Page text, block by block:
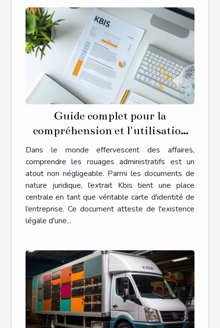
Guide complet pour la
compréhension et l'utilisation
des extraits Kbis dans le monde
des affaires
Dans le monde effervescent des affaires,
comprendre les rouages administratifs est un
atout non négligeable. Parmi les documents de
nature juridique, l’extrait Kbis tient une place
centrale en tant que véritable carte d'identité de
l’entreprise. Ce document atteste de l'existence
légale d'une...